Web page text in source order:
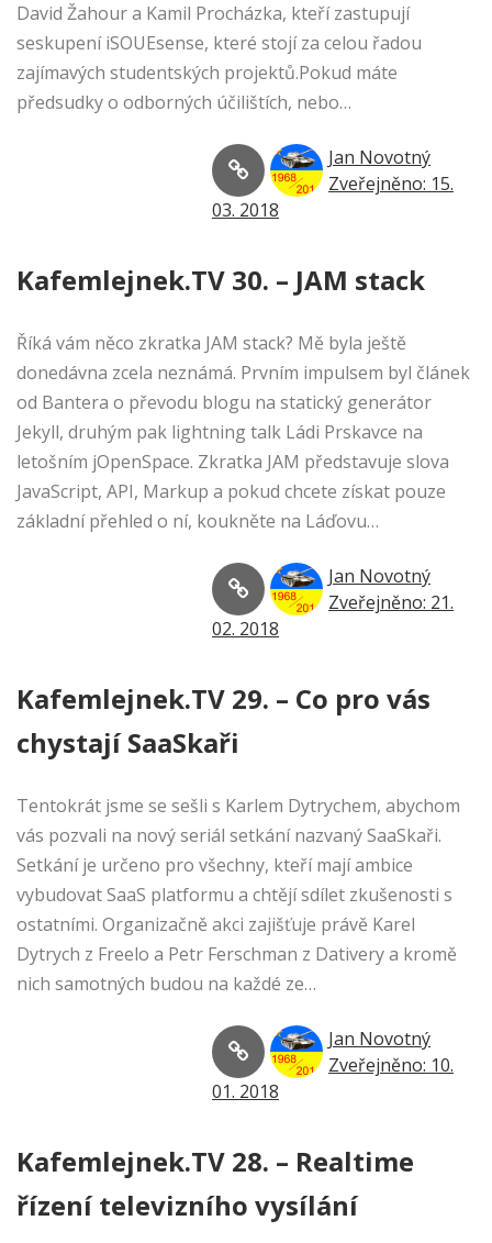
David Žahour a Kamil Procházka, kteří zastupují
seskupení iSOUEsense, které stojí za celou řadou
zajímavých studentských projektů.Pokud máte
předsudky o odborných účilištích, nebo…
Jan Novotný
Zveřejněno: 15.
03. 2018
Kafemlejnek.TV 30. – JAM stack
Říká vám něco zkratka JAM stack? Mě byla ještě
donedávna zcela neznámá. Prvním impulsem byl článek
od Bantera o převodu blogu na statický generátor
Jekyll, druhým pak lightning talk Ládi Prskavce na
letošním jOpenSpace. Zkratka JAM představuje slova
JavaScript, API, Markup a pokud chcete získat pouze
základní přehled o ní, koukněte na Láďovu…
Jan Novotný
Zveřejněno: 21.
02. 2018
Kafemlejnek.TV 29. – Co pro vás
chystají SaaSkaři
Tentokrát jsme se sešli s Karlem Dytrychem, abychom
vás pozvali na nový seriál setkání nazvaný SaaSkaři.
Setkání je určeno pro všechny, kteří mají ambice
vybudovat SaaS platformu a chtějí sdílet zkušenosti s
ostatními. Organizačně akci zajišťuje právě Karel
Dytrych z Freelo a Petr Ferschman z Dativery a kromě
nich samotných budou na každé ze…
Jan Novotný
Zveřejněno: 10.
01. 2018
Kafemlejnek.TV 28. – Realtime
řízení televizního vysílání